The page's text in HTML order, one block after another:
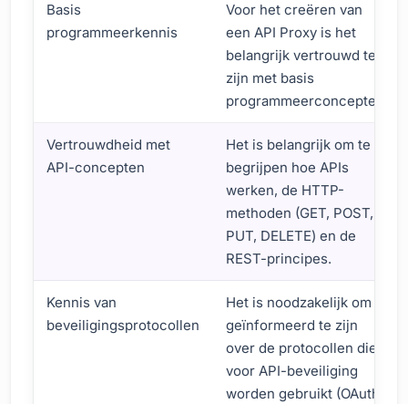
Basis
programmeerkennis
Voor het creëren van
een API Proxy is het
belangrijk vertrouwd te
zijn met basis
programmeerconcepten.
Vertrouwdheid met
API-concepten
Het is belangrijk om te
begrijpen hoe APIs
werken, de HTTP-
methoden (GET, POST,
PUT, DELETE) en de
REST-principes.
Kennis van
beveiligingsprotocollen
Het is noodzakelijk om
geïnformeerd te zijn
over de protocollen die
voor API-beveiliging
worden gebruikt (OAuth,